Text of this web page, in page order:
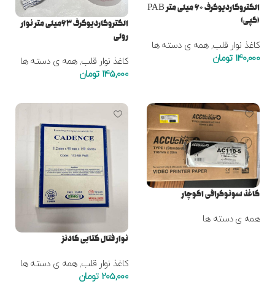
الکتروکاردیوگرف ۶۰ میلی متر PAB
(کپی)
کاغذ نوار قلب,همه ی دسته ها
140,000 تومان
الکتروکاردیوگرف ۶۳میلی متر نوار
رولی
کاغذ نوار قلب,همه ی دسته ها
145,000 تومان
کاغذ سونوگرافی اکوچار
همه ی دسته ها
نوار فتال کتابی کادنز
کاغذ نوار قلب,همه ی دسته ها
205,000 تومان